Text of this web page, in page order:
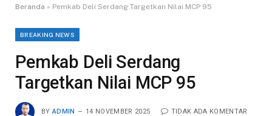
Beranda » Pemkab Deli Serdang Targetkan Nilai MCP 95
BREAKING NEWS
Pemkab Deli Serdang
Targetkan Nilai MCP 95
BY ADMIN 14 NOVEMBER 2025 TIDAK ADA KOMENTAR